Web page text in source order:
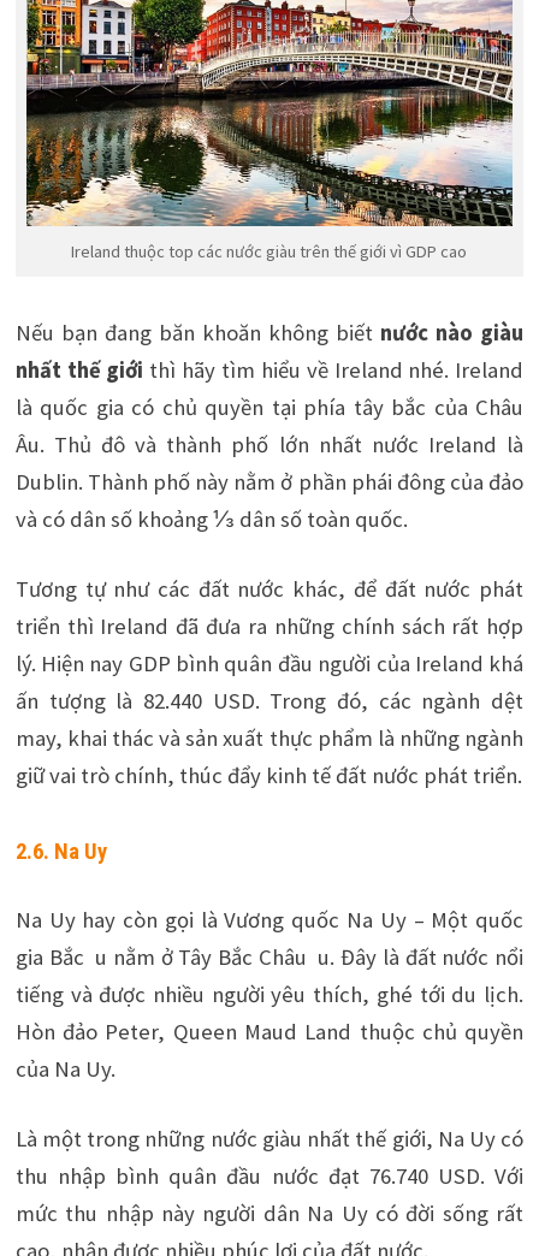
Ireland thuộc top các nước giàu trên thế giới vì GDP cao
Nếu bạn đang băn khoăn không biết nước nào giàu
nhất thế giới thì hãy tìm hiểu về Ireland nhé. Ireland
là quốc gia có chủ quyền tại phía tây bắc của Châu
Âu. Thủ đô và thành phố lớn nhất nước Ireland là
Dublin. Thành phố này nằm ở phần phái đông của đảo
và có dân số khoảng ⅓ dân số toàn quốc.
Tương tự như các đất nước khác, để đất nước phát
triển thì Ireland đã đưa ra những chính sách rất hợp
lý. Hiện nay GDP bình quân đầu người của Ireland khá
ấn tượng là 82.440 USD. Trong đó, các ngành dệt
may, khai thác và sản xuất thực phẩm là những ngành
giữ vai trò chính, thúc đẩy kinh tế đất nước phát triển.
2.6. Na Uy
Na Uy hay còn gọi là Vương quốc Na Uy – Một quốc
gia Bắc u nằm ở Tây Bắc Châu u. Đây là đất nước nổi
tiếng và được nhiều người yêu thích, ghé tới du lịch.
Hòn đảo Peter, Queen Maud Land thuộc chủ quyền
của Na Uy.
Là một trong những nước giàu nhất thế giới, Na Uy có
thu nhập bình quân đầu nước đạt 76.740 USD. Với
mức thu nhập này người dân Na Uy có đời sống rất